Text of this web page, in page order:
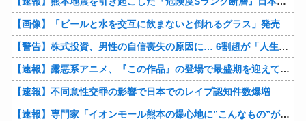
【画像】「ビールと水を交互に飲まないと倒れるグラス」発売
【警告】株式投資、男性の自信喪失の原因に… 6割超が「人生の敗者」自認
【速報】露悪系アニメ、『この作品』の登場で最盛期を迎えてしまう…
【速報】不同意性交罪の影響で日本でのレイプ認知件数爆増
【速報】専門家「イオンモール熊本の爆心地に”こんなもの”があったんだけど…」